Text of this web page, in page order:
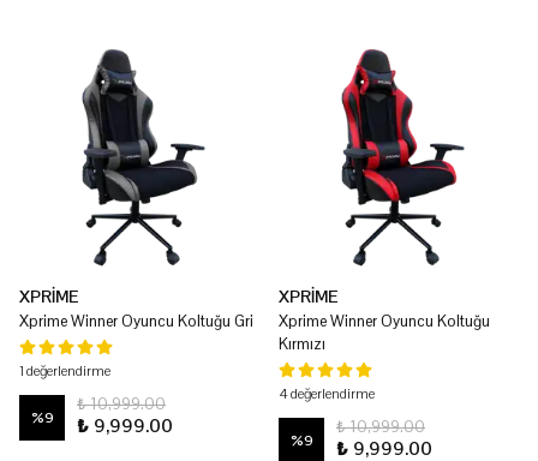
XPRİME
Xprime Winner Oyuncu Koltuğu Gri
1 değerlendirme
%9
₺ 10,999.00
₺ 9,999.00
XPRİME
Xprime Winner Oyuncu Koltuğu
Kırmızı
4 değerlendirme
%9
₺ 10,999.00
₺ 9,999.00